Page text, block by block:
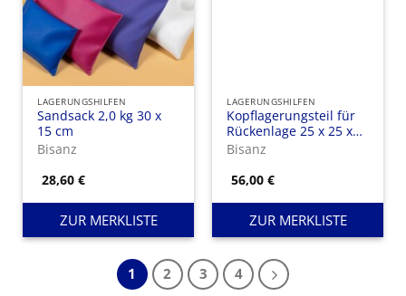
LAGERUNGSHILFEN
Sandsack 2,0 kg 30 x
15 cm
Bisanz
28,60€
ZUR MERKLISTE
LAGERUNGSHILFEN
Kopflagerungsteil für
Rückenlage 25 x 25 x
10 cm, PU-beschichtet
Bisanz
56,00€
ZUR MERKLISTE
1 2 3 4